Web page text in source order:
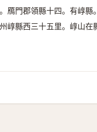
鴈門郡領縣十四。有崞
崞縣西三十五里。崞山在